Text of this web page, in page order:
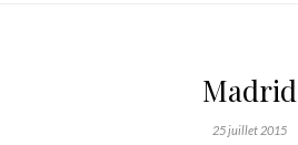
Madrid
25 juillet 2015